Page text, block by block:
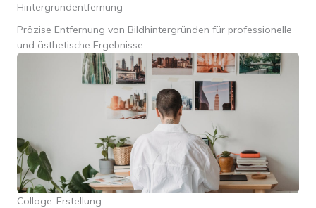
Hintergrundentfernung
Präzise Entfernung von Bildhintergründen für professionelle
und ästhetische Ergebnisse.
Collage-Erstellung